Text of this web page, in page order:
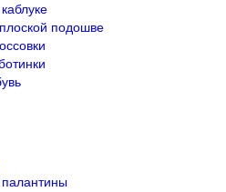
подошве